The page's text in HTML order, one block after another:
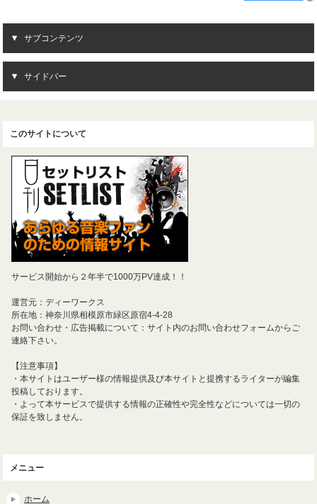
サブコンテンツ
サイドバー
このサイトについて
サービス開始から２年半で1000万PV達成！！
運営元：ディーワークス
所在地：神奈川県相模原市緑区原宿4-4-28
お問い合わせ・広告掲載について：サイト内のお問い合わせフォームからご
連絡下さい。
【注意事項】
・本サイトはユーザー様の情報提供及び本サイトと提携するライターが編集
投稿しております。
・よって本サービスで提供する情報の正確性や完全性などについては一切の
保証を致しません。
メニュー
ホーム